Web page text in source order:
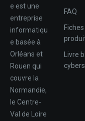
e est une
entreprise
informatiqu
e basée à
Orléans et
Rouen qui
couvre la
Normandie,
le Centre-
Val de Loire
FAQ
Fiches
Livre